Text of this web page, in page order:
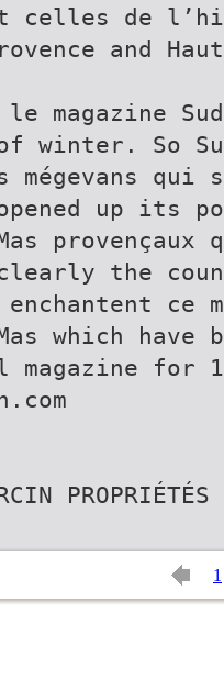
celles de
and
le magazine
winter. So
mégevans
up its
provençaux
the
enchantent ce
which
magazine for
PROPRIÉTÉS
1